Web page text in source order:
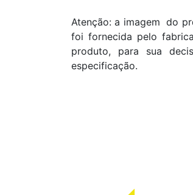
Atenção: a imagem do
foi fornecida pelo
produto, para sua
especificação.